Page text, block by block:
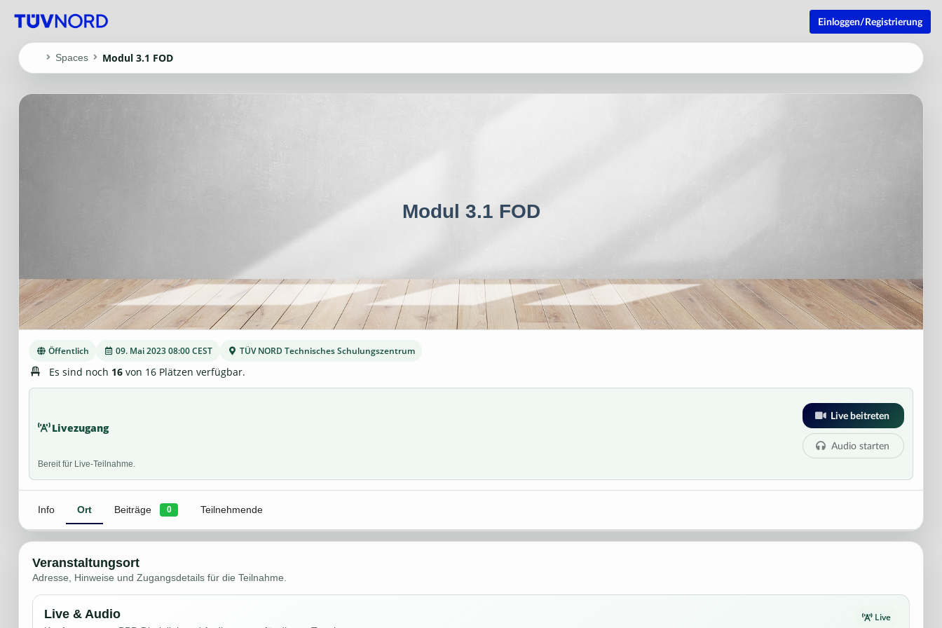
Einloggen/Registrierung
Spaces Modul 3.1 FOD
Modul 3.1 FOD
Öffentlich 09. Mai 2023 08:00 CEST TÜV NORD Technisches Schulungszentrum
Es sind noch 16 von 16 Plätzen verfügbar.
Livezugang
Live beitreten
Audio starten
Bereit für Live-Teilnahme.
Info Ort Beiträge 0 Teilnehmende
Veranstaltungsort
Adresse, Hinweise und Zugangsdetails für die Teilnahme.
Live & Audio Live